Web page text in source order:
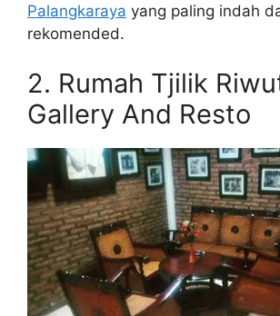
Palangkaraya yang paling indah
rekomended.
2. Rumah Tjilik
Gallery And Resto